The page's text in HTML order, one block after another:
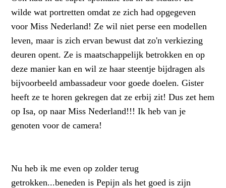
wilde wat portretten omdat ze zich had opgegeven
voor Miss Nederland! Ze wil niet perse een modellen
leven, maar is zich ervan bewust dat zo'n verkiezing
deuren opent. Ze is maatschappelijk betrokken en op
deze manier kan en wil ze haar steentje bijdragen als
bijvoorbeeld ambassadeur voor goede doelen. Gister
heeft ze te horen gekregen dat ze erbij zit! Dus zet hem
op Isa, op naar Miss Nederland!!! Ik heb van je
genoten voor de camera!
Nu heb ik me even op zolder terug
getrokken...beneden is Pepijn als het goed is zijn